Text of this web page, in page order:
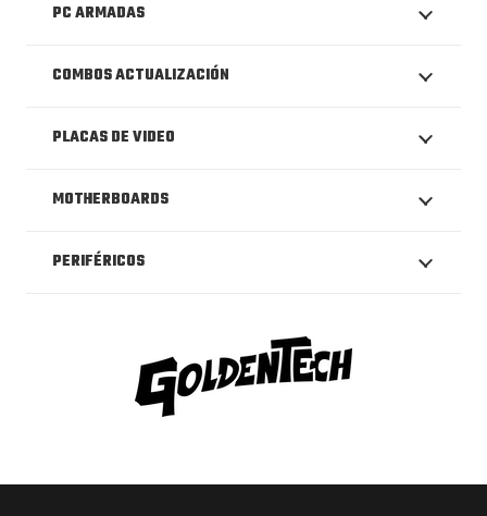
PC ARMADAS
COMBOS ACTUALIZACIÓN
PLACAS DE VIDEO
MOTHERBOARDS
PERIFÉRICOS